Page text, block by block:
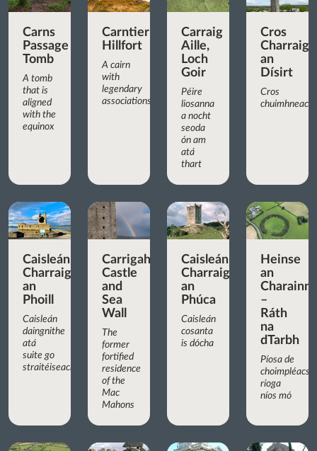
Carns
Passage
Tomb
A tomb
that is
aligned
with the
equinox
Carntierna
Hillfort
A cairn
with
legendary
associations
Carraig
Aille,
Loch
Goir
Péire
liosanna
a nocht
seoda
ón am
atá
thart
Cros
Charraig
an
Dísirt
Cros
Caisleán
Charraig
an
Phoill
Caisleán
daingnithe
atá
suite go
straitéiseach
Carrigaholt
Castle
and
Sea
Wall
The
former
fortified
residence
of the
Mac
Mahons
Caisleán
Charraig
an
Phúca
Caisleán
cosanta
is dócha
Heinse
an
Charainn
–
Ráth
na
dTarbh
Píosa de
choimpléacs
ríoga
níos mó